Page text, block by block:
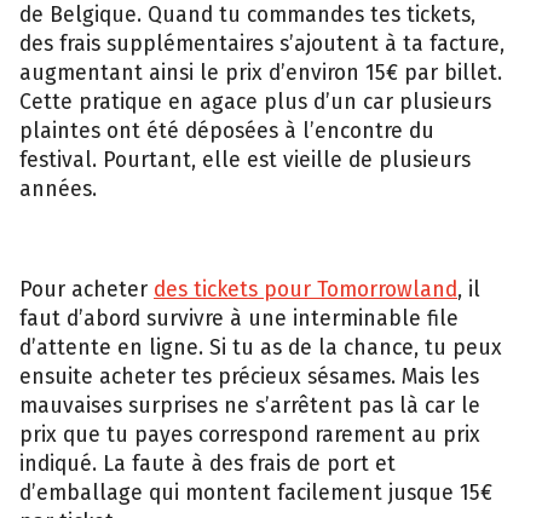
de Belgique. Quand tu commandes tes tickets,
des frais supplémentaires s’ajoutent à ta facture,
augmentant ainsi le prix d’environ 15€ par billet.
Cette pratique en agace plus d’un car plusieurs
plaintes ont été déposées à l’encontre du
festival. Pourtant, elle est vieille de plusieurs
années.
Pour acheter des tickets pour Tomorrowland, il
faut d’abord survivre à une interminable file
d’attente en ligne. Si tu as de la chance, tu peux
ensuite acheter tes précieux sésames. Mais les
mauvaises surprises ne s’arrêtent pas là car le
prix que tu payes correspond rarement au prix
indiqué. La faute à des frais de port et
d’emballage qui montent facilement jusque 15€